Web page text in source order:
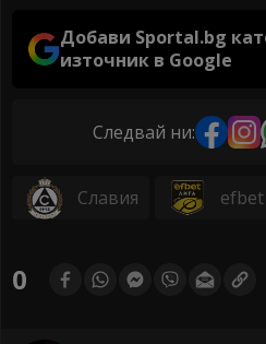
Добави Sportal.bg
източник в Google
Следвай ни:
Славия
0